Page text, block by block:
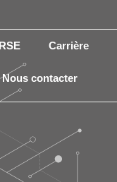
Carrière
Nous contacter